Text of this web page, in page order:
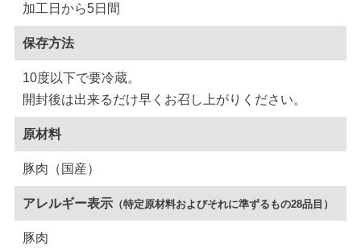
加工日から5日間
保存方法
10度以下で要冷蔵。
開封後は出来るだけ早くお召し上がりください。
原材料
豚肉（国産）
アレルギー表示 （特定原材料およびそれに準ずるもの28品目）
豚肉